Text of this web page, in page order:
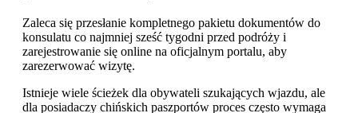
Zaleca się przesłanie kompletnego pakietu dokumentów do
konsulatu co najmniej sześć tygodni przed podróży i
zarejestrowanie się online na oficjalnym portalu, aby
zarezerwować wizytę.
Istnieje wiele ścieżek dla obywateli szukających wjazdu, ale
dla posiadaczy chińskich paszportów proces często wymaga